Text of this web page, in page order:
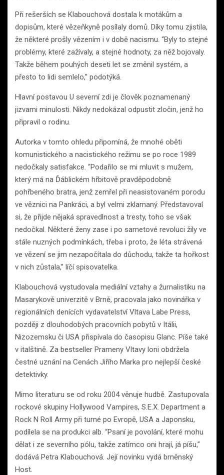
Při rešerších se Klabouchová dostala k motákům a
dopisům, které vězeňkyně posílaly domů. Díky tomu zjistila,
že některé prošly vězením i v době nacismu. “Byly to stejné
problémy, které zažívaly, a stejné hodnoty, za něž bojovaly.
Takže během pouhých deseti let se změnil systém, a
přesto to lidi semlelo,” podotýká.
Hlavní postavou U severní zdi je člověk poznamenaný
jizvami minulosti. Nikdy nedokázal odpustit zločin, jenž ho
připravil o rodinu.
Autorka v tomto ohledu připomíná, že mnohé oběti
komunistického a nacistického režimu se po roce 1989
nedočkaly satisfakce. “Podařilo se mi mluvit s mužem,
který má na Ďáblickém hřbitově pravděpodobně
pohřbeného bratra, jenž zemřel při neasistovaném porodu
ve věznici na Pankráci, a byl velmi zklamaný. Představoval
si, že přijde nějaká spravedlnost a tresty, toho se však
nedočkal. Některé ženy zase i po sametové revoluci žily ve
stále nuzných podmínkách, třeba i proto, že léta strávená
ve vězení se jim nezapočítala do důchodu, takže ta hořkost
v nich zůstala,” líčí spisovatelka.
Klabouchová vystudovala mediální vztahy a žurnalistiku na
Masarykově univerzitě v Brně, pracovala jako novinářka v
regionálních denících vydavatelství Vltava Labe Press,
později z dlouhodobých pracovních pobytů v Itálii,
Nizozemsku či USA přispívala do časopisu Glanc. Píše také
v italštině. Za bestseller Prameny Vltavy loni obdržela
čestné uznání na Cenách Jiřího Marka pro nejlepší české
detektivky.
Mimo literaturu se od roku 2004 věnuje hudbě. Zastupovala
rockové skupiny Hollywood Vampires, S.E.X. Department a
Rock N Roll Army při turné po Evropě, USA a Japonsku,
podílela se na produkci alb. “Psaní je povolání, které mohu
dělat i ze severního pólu, takže zatímco oni hrají, já píšu,”
dodává Petra Klabouchová. Její novinku vydá brněnský
Host.